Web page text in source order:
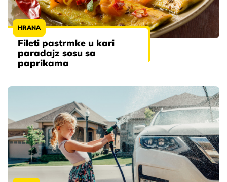
HRANA
Fileti pastrmke u kari
paradajz sosu sa
paprikama